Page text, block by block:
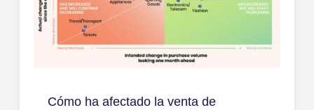
Cómo ha afectado la venta de